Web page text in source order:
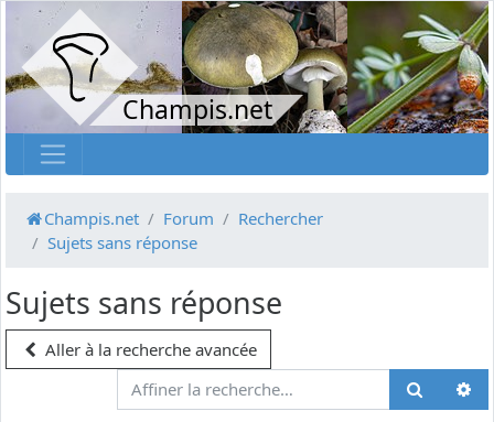
Champis.net
Champis.net Forum
Rechercher
Sujets sans réponse
Sujets sans réponse
Aller à la recherche avancée